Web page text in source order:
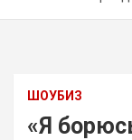
ШОУБИЗ
«Я